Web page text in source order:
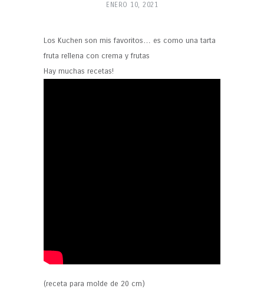
ENERO 10, 2021
Los Kuchen son mis favoritos… es como una tarta
fruta rellena con crema y frutas
Hay muchas recetas!
(receta para molde de 20 cm)